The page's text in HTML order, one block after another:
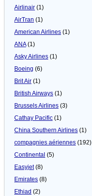
Airlinair (1)
AirTran (1)
American Airlines (1)
ANA(1)
Asky Airlines (1)
Boeing (6)
Brit Air (1)
British Airways (1)
Brussels Airlines (3)
Cathay Pacific (1)
China Southern Airlines (1)
compagnies aériennes (192)
Continental (5)
Easyjet(8)
Emirates (8)
Ethiad (2)